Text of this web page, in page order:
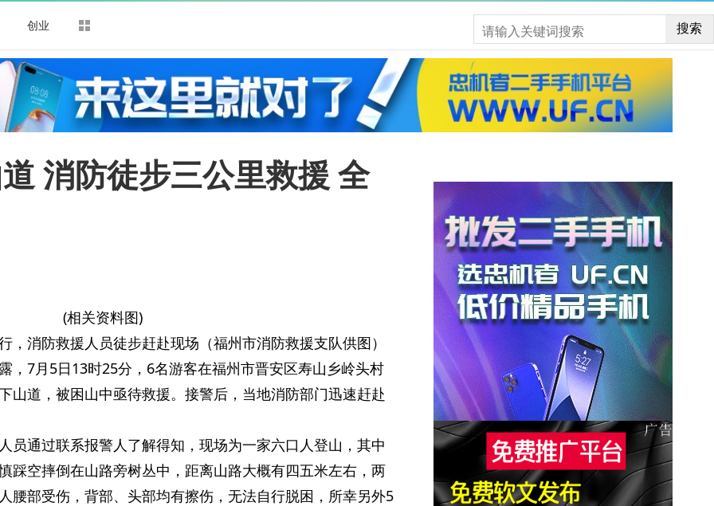
创业 搜索
消防徒步三公里救援 全
(相关资料图)
，消防救援人员徒步赶赴现场（福州市消防救援支队供图）
，7月5日13时25分，6名游客在福州市晋安区寿山乡岭头村
山道，被困山中亟待救援。接警后，当地消防部门迅速赶赴
员通过联系报警人了解得知，现场为一家六口人登山，其中
踩空摔倒在山路旁树丛中，距离山路大概有四五米左右，两
腰部受伤，背部、头部均有擦伤，无法自行脱困，所幸另外5